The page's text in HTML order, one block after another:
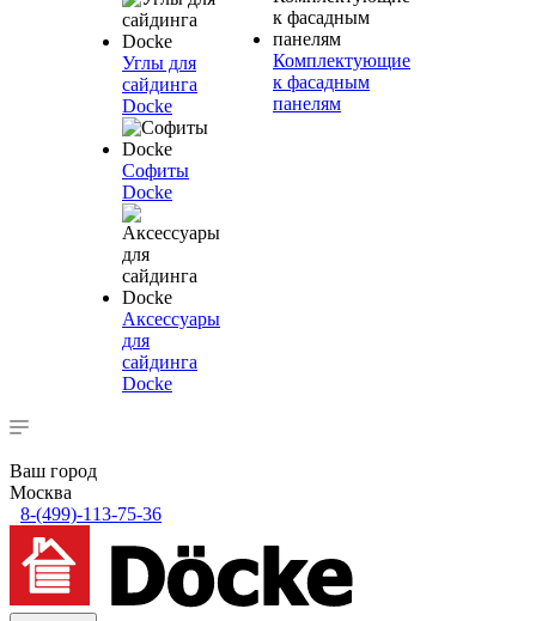
Углы для
сайдинга
Docke
Софиты
Docke
Аксессуары
для
сайдинга
Docke
Комплектующие
к фасадным
панелям
Ваш город
Москва
8-(499)-113-75-36